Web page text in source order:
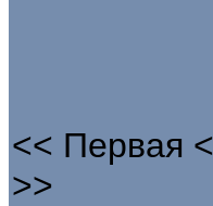
<< Первая <
>>